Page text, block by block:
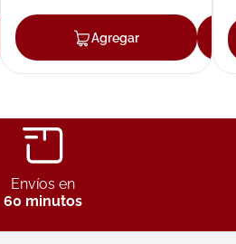
AgregarAgregar
Envíos en
60 minutos